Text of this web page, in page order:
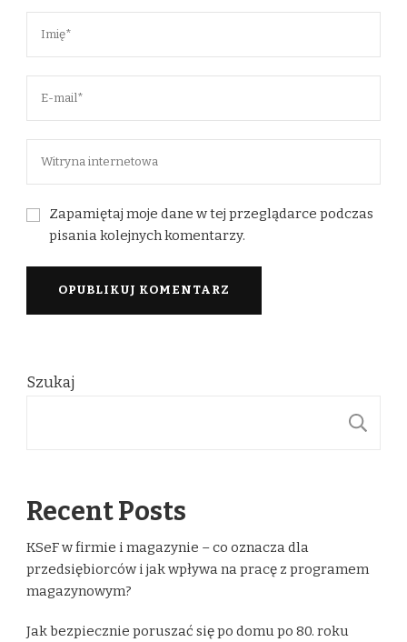
Zapamiętaj moje dane w tej przeglądarce podczas
pisania kolejnych komentarzy.
Szukaj
Recent Posts
KSeF w firmie i magazynie – co oznacza dla
przedsiębiorców i jak wpływa na pracę z programem
magazynowym?
Jak bezpiecznie poruszać się po domu po 80. roku